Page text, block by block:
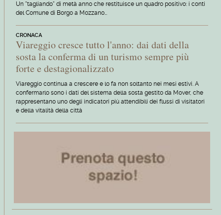
Un "tagliando" di metà anno che restituisce un quadro positivo: i conti
del Comune di Borgo a Mozzano…
CRONACA
Viareggio cresce tutto l'anno: dai dati della
sosta la conferma di un turismo sempre più
forte e destagionalizzato
Viareggio continua a crescere e lo fa non soltanto nei mesi estivi. A
confermarlo sono i dati del sistema della sosta gestito da Mover, che
rappresentano uno degli indicatori più attendibili dei flussi di visitatori
e della vitalità della città